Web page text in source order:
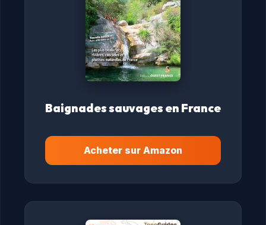
Baignades sauvages en France
Acheter sur Amazon